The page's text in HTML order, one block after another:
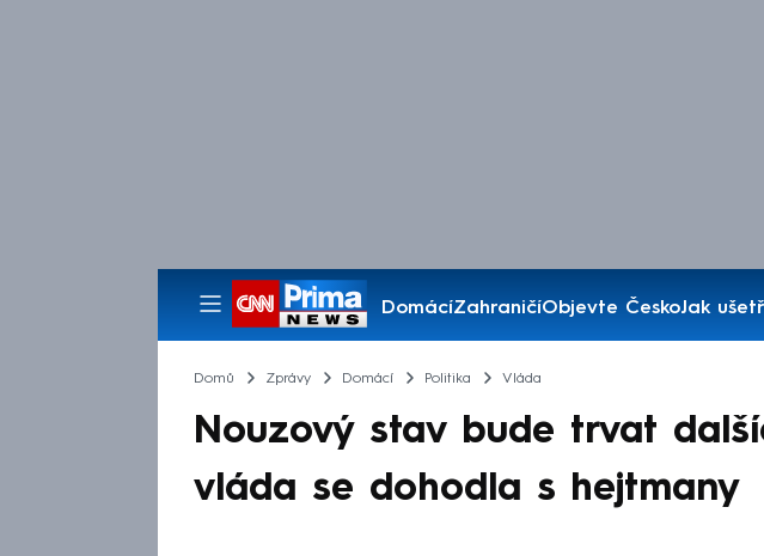
DomácíZahraničíObjevte ČeskoJak
Pořady
Domů Zprávy Domácí Politika Vláda
Nouzový stav bude trvat
vláda se dohodla s hejtmany